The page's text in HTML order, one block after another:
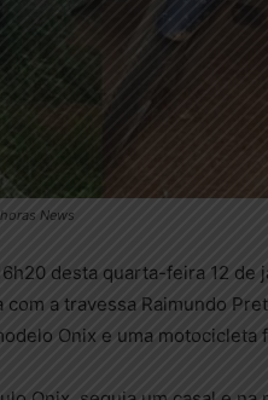
News
desta quarta-feira 12 de
a travessa Raimundo
Onix e uma motocicleta